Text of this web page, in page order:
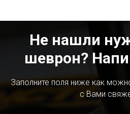
Не нашли
шеврон?
Заполните поля ниже как
с Вами